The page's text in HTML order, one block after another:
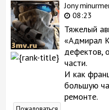
Jony
08:23
Тяжелый
«Адмирал
дефектов,
части.
И как
большую
ремонте.